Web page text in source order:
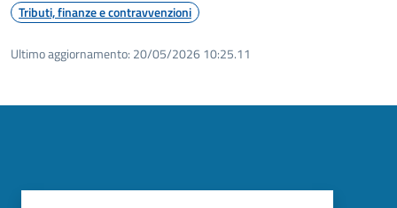
Tributi, finanze e contravvenzioni
Ultimo aggiornamento: 20/05/2026 10:25.11